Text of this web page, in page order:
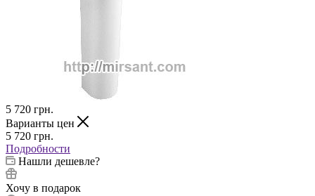
5 720 грн.
Варианты цен
5 720 грн.
Подробности
Нашли дешевле?
Хочу в подарок